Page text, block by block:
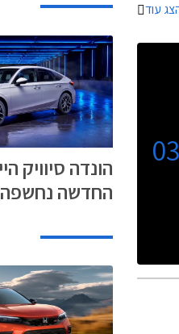
עוד
החדשה נחשפה